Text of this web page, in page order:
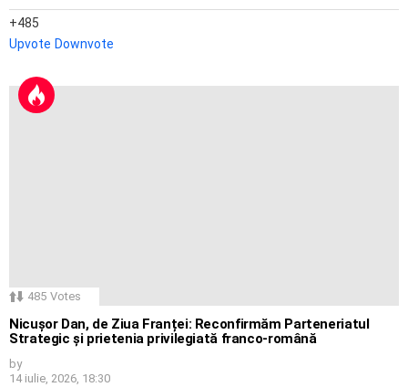
485
Upvote Downvote
485 Votes
Nicușor Dan, de Ziua Franței: Reconfirmăm Parteneriatul
Strategic și prietenia privilegiată franco-română
by
14 iulie, 2026, 18:30